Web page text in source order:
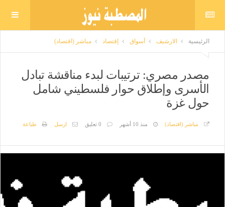
الرئيسية الارشيف أسواق إقتصاد مباشر (اقتصاد)
مصدر مصري: ترتيبات لبدء مناقشة تبادل
الأسرى وإطلاق حوار فلسطيني شامل
حول غزة
مباشر (اقتصاد) منذ 10 أشهر 0 تعليق ارسل طباعة